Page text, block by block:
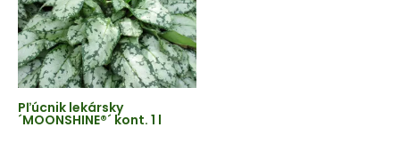
Pľúcnik lekársky
´MOONSHINE®´ kont. 1 l